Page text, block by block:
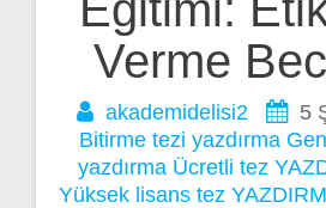
Verme
akademidelisi2
5
Bitirme tezi yazdırma
yazdırma Ücretli tez
Yüksek lisans tez
gezinmesi